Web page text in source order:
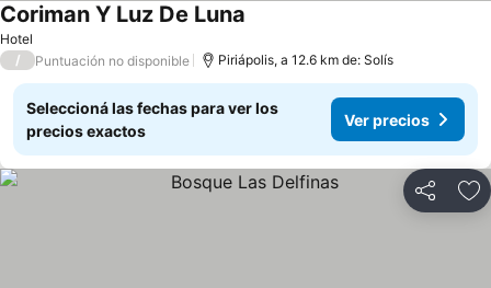
Hotel
Coriman Y Luz De Luna
/ Puntuación no disponible Piriápolis, a 12.6 km de: Solís
Seleccioná las fechas para ver los
precios exactos
Ver precios
Compartir